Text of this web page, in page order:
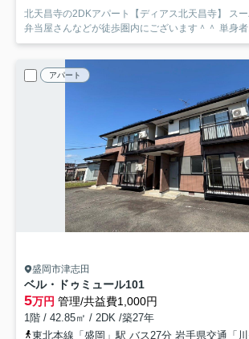
北天昌寺の2DKアパート【ディアス北天昌寺】 スーパーやコンビニ、お
弁当屋さんなどが徒歩圏内にございます＾＾
アパート
盛岡市津志田
ベル・ドゥミュール101
5万円 管理/共益費1,000円
1階 / 42.85㎡ / 2DK /築27年
東北本線「盛岡」駅 バス27分 岩手県交通「川久保（